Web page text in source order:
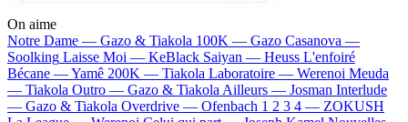
On aime
Notre Dame — Gazo & Tiakola 100K — Gazo Casanova —
Soolking Laisse Moi — KeBlack Saiyan — Heuss L'enfoiré
Bécane —Yamê 200K — Tiakola Laboratoire — Werenoi Meuda
— Tiakola Outro — Gazo & Tiakola Ailleurs — Josman Interlude
— Gazo & Tiakola Overdrive — Ofenbach 1 2 3 4 — ZOKUSH